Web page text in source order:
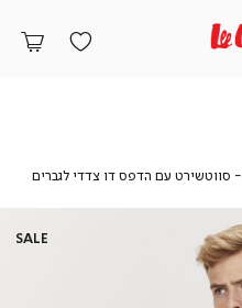
סווטשרטים
סווטשירט עם הדפס דו צדדי לגברים
צדדי
SALE